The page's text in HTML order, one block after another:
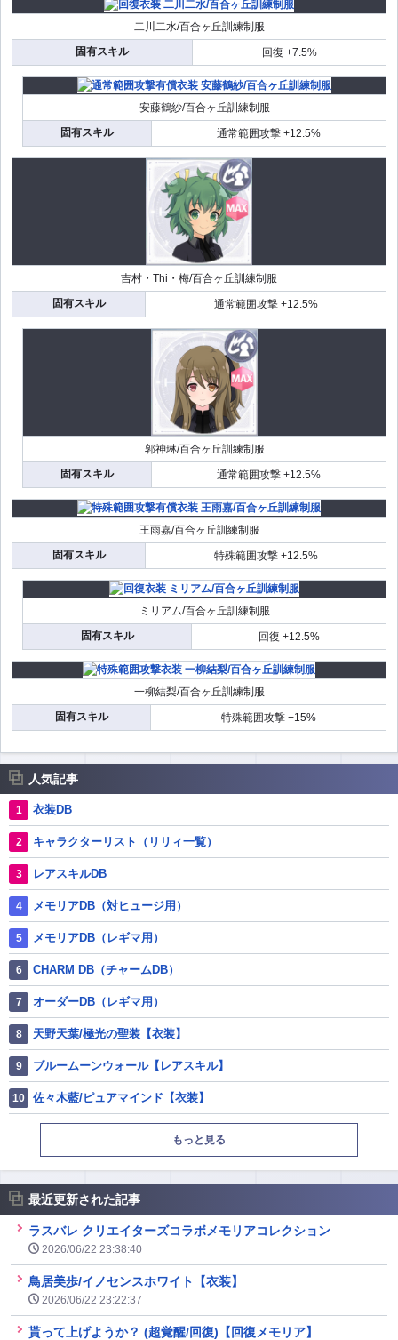
二川二水/百合ヶ丘訓練制服
固有スキル
回復 +7.5%
安藤鶴紗/百合ヶ丘訓練制服
固有スキル
通常範囲攻撃 +12.5%
吉村・Thi・梅/百合ヶ丘訓練制服
固有スキル
通常範囲攻撃 +12.5%
郭神琳/百合ヶ丘訓練制服
固有スキル
通常範囲攻撃 +12.5%
王雨嘉/百合ヶ丘訓練制服
固有スキル
特殊範囲攻撃 +12.5%
ミリアム/百合ヶ丘訓練制服
固有スキル
回復 +12.5%
一柳結梨/百合ヶ丘訓練制服
固有スキル
特殊範囲攻撃 +15%
人気記事
衣装DB
キャラクターリスト（リリィ一覧）
レアスキルDB
メモリアDB（対ヒュージ用）
メモリアDB（レギマ用）
CHARM DB（チャームDB）
オーダーDB（レギマ用）
天野天葉/極光の聖装【衣装】
ブルームーンウォール【レアスキル】
佐々木藍/ピュアマインド【衣装】
もっと見る
最近更新された記事
ラスバレ クリエイターズコラボメモリアコレクション
2026/06/22 23:38:40
鳥居美歩/イノセンスホワイト【衣装】
2026/06/22 23:22:37
貰って上げようか？ (超覚醒/回復)【回復メモリア】